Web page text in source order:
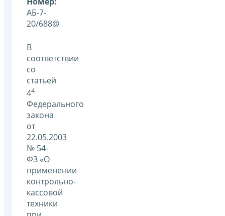
АБ-7-
20/688@
В
соответствии
со
статьей
44
Федерального
закона
от
22.05.2003
№ 54-
ФЗ «О
применении
контрольно-
кассовой
техники